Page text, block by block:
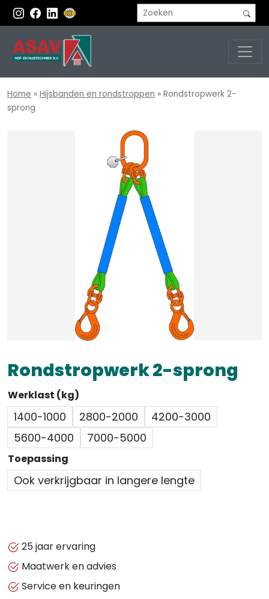
Home » Hijsbanden en rondstroppen » Rondstropwerk 2-
sprong
Rondstropwerk 2-sprong
Werklast (kg)
1400-1000 2800-2000
4200-3000
5600-4000
7000-5000
Toepassing
Ook verkrijgbaar in langere lengte
25 jaar ervaring
Maatwerk en advies
Service en keuringen